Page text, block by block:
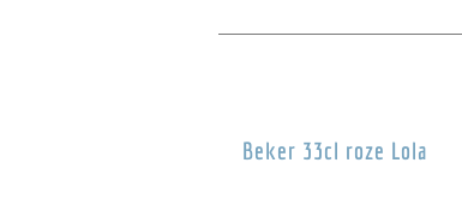
Beker 33cl roze Lola